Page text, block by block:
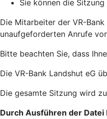
Sie können die
Die Mitarbeiter der VR-
unaufgeforderten Anrufe
Bitte beachten Sie, dass
Die VR-Bank Landshut eG
Die gesamte Sitzung wird
Durch Ausführen der